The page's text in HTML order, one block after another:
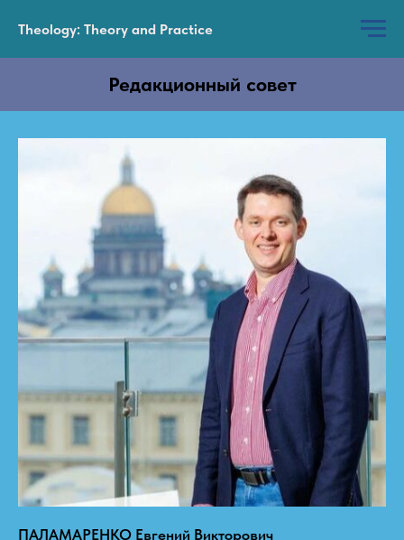
Theology: Theory and Practice
Редакционный совет
ПАЛАМАРЕНКО Евгений Викторович